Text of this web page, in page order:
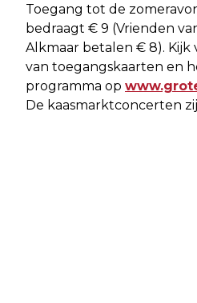
Toegang tot de
bedraagt € 9 (Vrienden
Alkmaar betalen € 8). Kijk
van toegangskaarten en
programma op
De kaasmarktconcerten